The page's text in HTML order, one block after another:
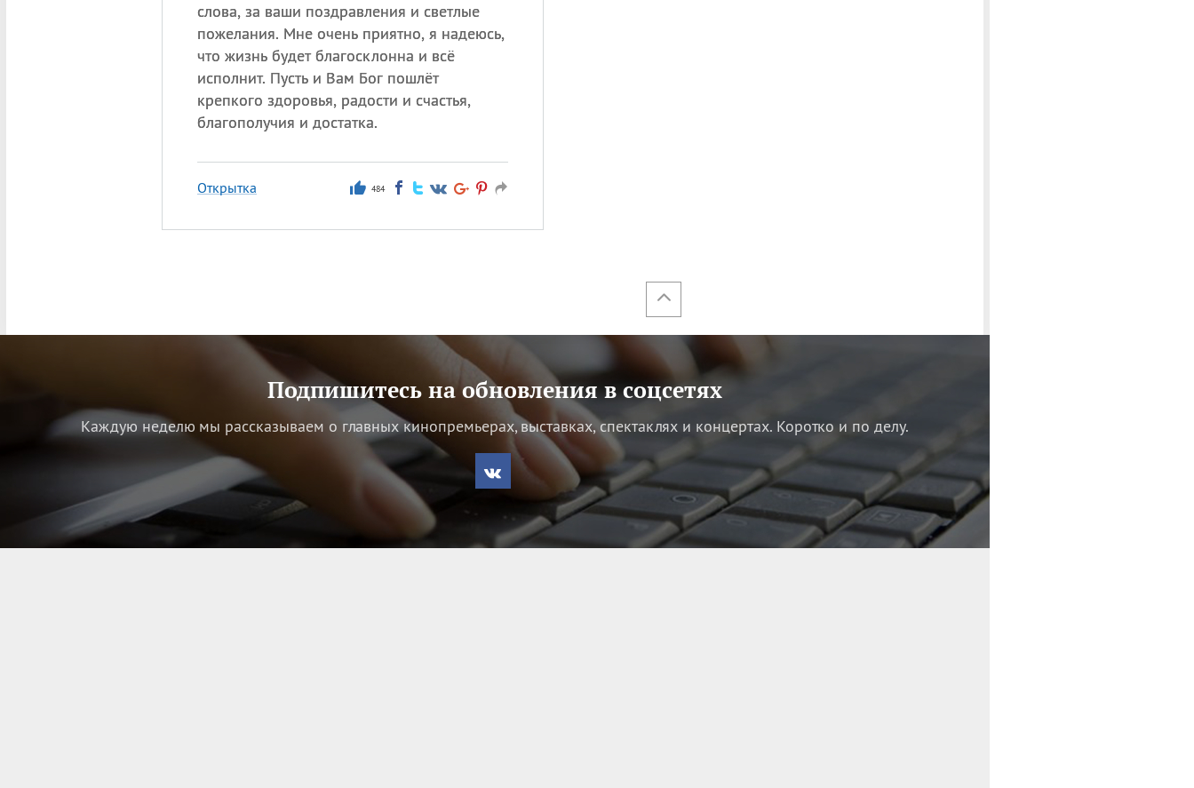
слова, за ваши поздравления и светлые
пожелания. Мне очень приятно, я надеюсь,
что жизнь будет благосклонна и всё
исполнит. Пусть и Вам Бог пошлёт
крепкого здоровья, радости и счастья,
благополучия и достатка.
Открытка 484
Подпишитесь на обновления в соцсетях
Каждую неделю мы рассказываем о главных кинопремьерах, выставках, спектаклях и концертах. Коротко и по делу.